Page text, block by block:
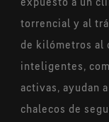
torrencial y al
de kilómetros al
inteligentes,
activas, ayudan
chalecos de